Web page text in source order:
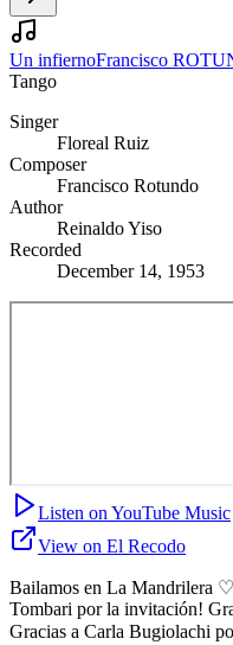
Un infiernoFrancisco
Tango
Singer
Floreal Ruiz
Composer
Francisco Rotundo
Author
Reinaldo Yiso
Recorded
December 14, 1953
Listen on YouTube Music
View on El Recodo
Bailamos en La Mandrilera
Tombari por la invitación!
Gracias a Carla Bugiolachi